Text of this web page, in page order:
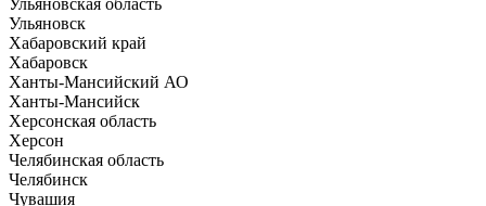
Ульяновская область
Ульяновск
Хабаровский край
Хабаровск
Ханты-Мансийский АО
Ханты-Мансийск
Херсонская область
Херсон
Челябинская область
Челябинск
Чувашия